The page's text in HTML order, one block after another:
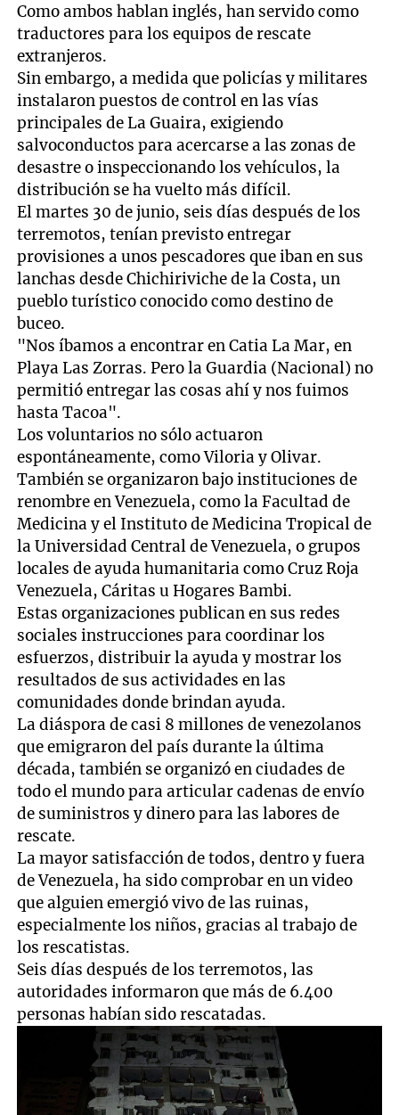
Como ambos hablan inglés, han servido como
traductores para los equipos de rescate
extranjeros.
Sin embargo, a medida que policías y militares
instalaron puestos de control en las vías
principales de La Guaira, exigiendo
salvoconductos para acercarse a las zonas de
desastre o inspeccionando los vehículos, la
distribución se ha vuelto más difícil.
El martes 30 de junio, seis días después de los
terremotos, tenían previsto entregar
provisiones a unos pescadores que iban en sus
lanchas desde Chichiriviche de la Costa, un
pueblo turístico conocido como destino de
buceo.
"Nos íbamos a encontrar en Catia La Mar, en
Playa Las Zorras. Pero la Guardia (Nacional) no
permitió entregar las cosas ahí y nos fuimos
hasta Tacoa".
Los voluntarios no sólo actuaron
espontáneamente, como Viloria y Olivar.
También se organizaron bajo instituciones de
renombre en Venezuela, como la Facultad de
Medicina y el Instituto de Medicina Tropical de
la Universidad Central de Venezuela, o grupos
locales de ayuda humanitaria como Cruz Roja
Venezuela, Cáritas u Hogares Bambi.
Estas organizaciones publican en sus redes
sociales instrucciones para coordinar los
esfuerzos, distribuir la ayuda y mostrar los
resultados de sus actividades en las
comunidades donde brindan ayuda.
La diáspora de casi 8 millones de venezolanos
que emigraron del país durante la última
década, también se organizó en ciudades de
todo el mundo para articular cadenas de envío
de suministros y dinero para las labores de
rescate.
La mayor satisfacción de todos, dentro y fuera
de Venezuela, ha sido comprobar en un video
que alguien emergió vivo de las ruinas,
especialmente los niños, gracias al trabajo de
los rescatistas.
Seis días después de los terremotos, las
autoridades informaron que más de 6.400
personas habían sido rescatadas.